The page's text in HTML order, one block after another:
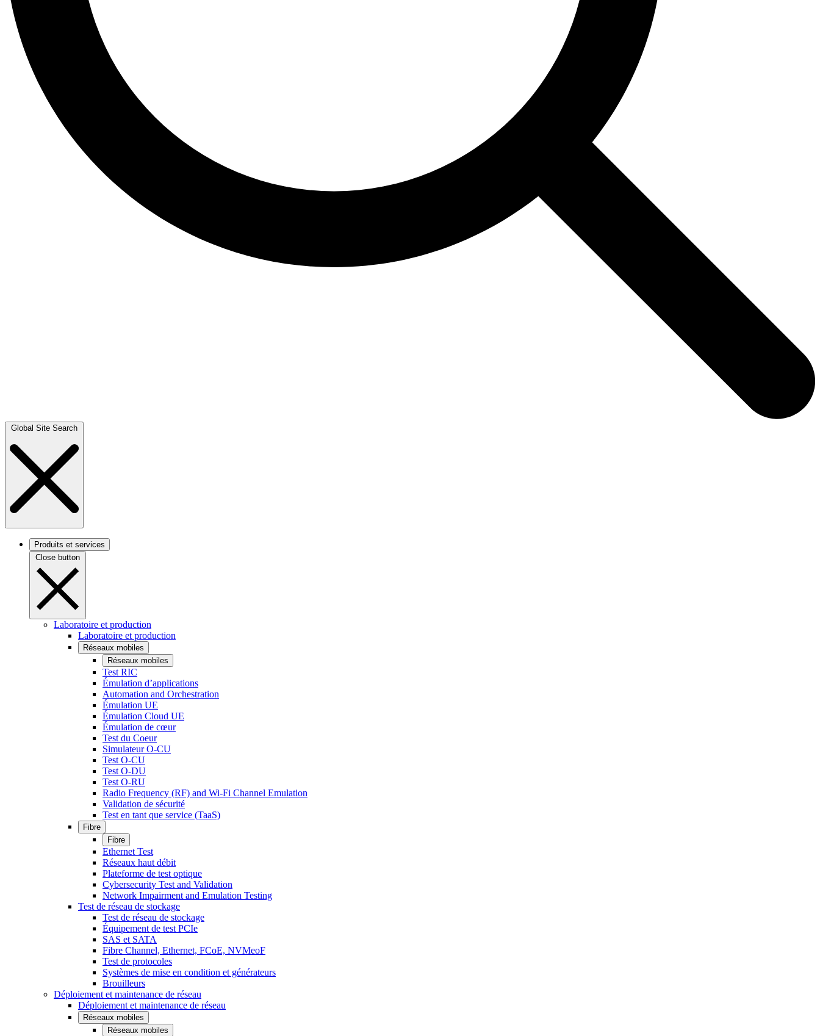
Global Site Search
Produits et services
Close button
Laboratoire et production
Laboratoire et production
Réseaux mobiles
Réseaux mobiles
Test RIC
Émulation d’applications
Automation and Orchestration
Émulation UE
Émulation Cloud UE
Émulation de cœur
Test du Coeur
Simulateur O-CU
Test O-CU
Test O-DU
Test O-RU
Radio Frequency (RF) and Wi-Fi Channel Emulation
Validation de sécurité
Test en tant que service (TaaS)
Fibre
Fibre
Ethernet Test
Réseaux haut débit
Plateforme de test optique
Cybersecurity Test and Validation
Network Impairment and Emulation Testing
Test de réseau de stockage
Test de réseau de stockage
Équipement de test PCIe
SAS et SATA
Fibre Channel, Ethernet, FCoE, NVMeoF
Test de protocoles
Systèmes de mise en condition et générateurs
Brouilleurs
Déploiement et maintenance de réseau
Déploiement et maintenance de réseau
Réseaux mobiles
Réseaux mobiles